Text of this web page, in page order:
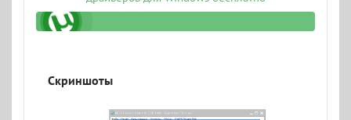
Скриншоты